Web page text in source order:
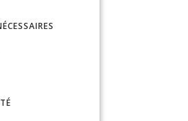
héloïse
siècle.